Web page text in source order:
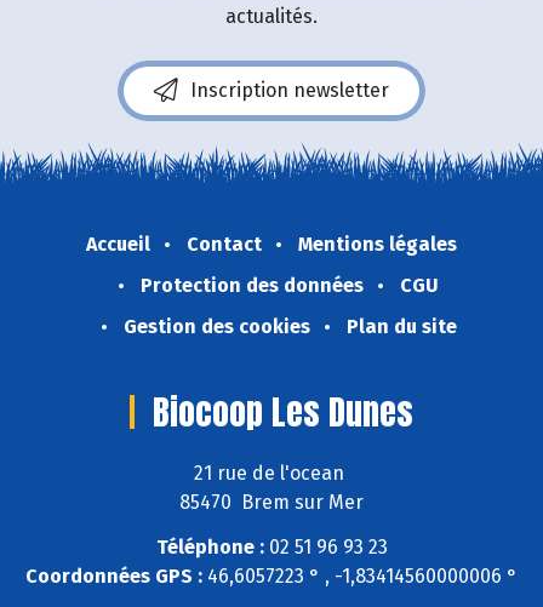
actualités.
Inscription newsletter
Accueil Contact
Mentions légales
Protection des données
CGU
Gestion des cookies
Plan du site
Biocoop Les Dunes
21 rue de l'ocean
85470 Brem sur Mer
Téléphone :02 51 96 93 23
Coordonnées GPS : 46,6057223 ° , -1,83414560000006 °